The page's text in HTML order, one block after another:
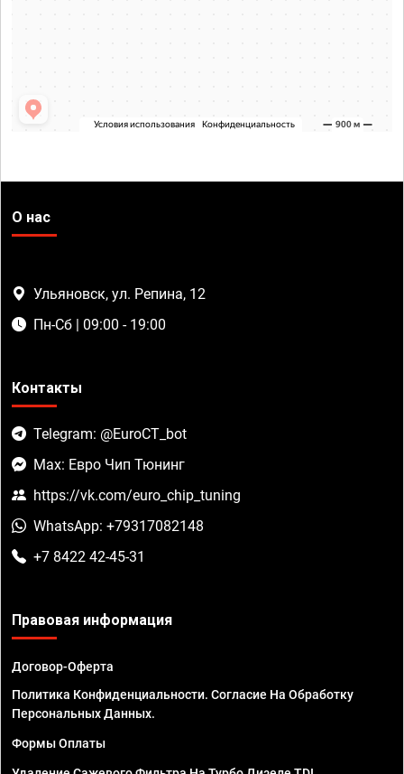
О нас
Ульяновск, ул. Репина, 12
Пн-Сб | 09:00 - 19:00
Контакты
Telegram: @EuroCT_bot
Max: Евро Чип Тюнинг
https://vk.com/euro_chip_tuning
WhatsApp: +79317082148
+7 8422 42-45-31
Правовая информация
Договор-Оферта
Политика Конфиденциальности. Согласие На Обработку
Персональных Данных.
Формы Оплаты